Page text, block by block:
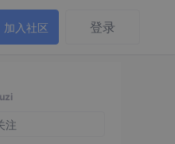
加入社区 登录
注